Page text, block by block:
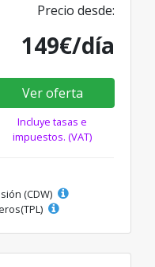
Precio desde:
149€/día
Ver oferta
Incluye tasas e
impuestos. (VAT)
(CDW)